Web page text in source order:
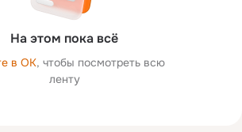
На этом пока всё
в ОК, чтобы посмотреть всю
ленту